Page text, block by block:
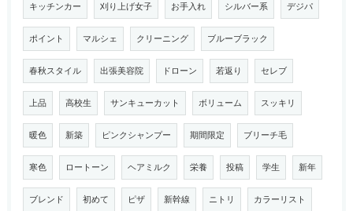
キッチンカー 刈り上げ女子 お手入れ シルバー系 デジパ
ポイント マルシェ クリーニング ブルーブラック
春秋スタイル 出張美容院 ドローン 若返り セレブ
上品 高校生 サンキューカット ボリューム スッキリ
暖色 新築 ピンクシャンプー 期間限定 ブリーチ毛
寒色 ロートーン ヘアミルク 栄養 投稿 学生 新年
ブレンド 初めて ピザ 新幹線 ニトリ カラーリスト